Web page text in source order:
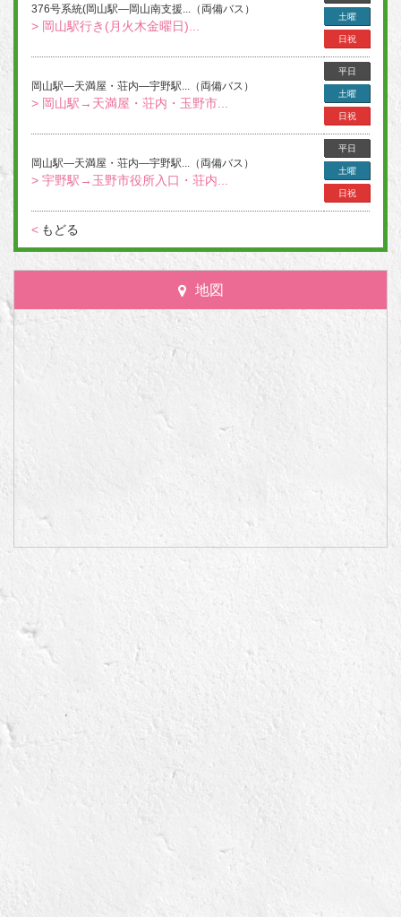
376号系統(岡山駅―岡山南支援...（両備バス）
> 岡山駅行き(月火木金曜日)...
土曜
日祝
岡山駅―天満屋・荘内―宇野駅...（両備バス）
> 岡山駅→天満屋・荘内・玉野市...
平日
土曜
日祝
岡山駅―天満屋・荘内―宇野駅...（両備バス）
> 宇野駅→玉野市役所入口・荘内...
平日
土曜
日祝
< もどる
地図